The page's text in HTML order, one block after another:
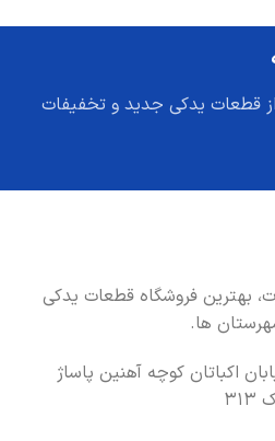
قطعات یدکی جدید و تخفیفات
بهترین فروشگاه قطعات یدکی
ها.
اکباتان کوچه آهنین پاساژ